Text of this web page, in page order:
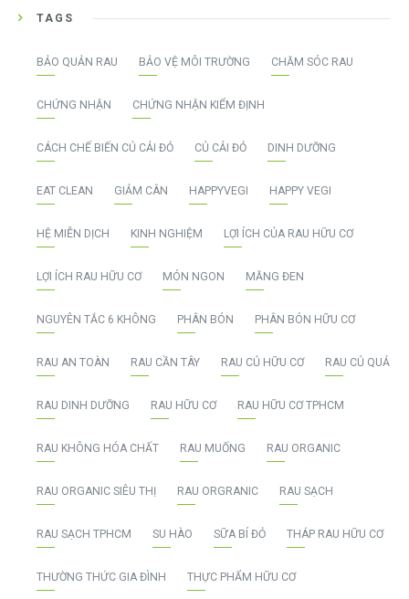
TAGS
BẢO QUẢN RAU BẢO VỆ MÔI TRƯỜNG CHĂM SÓC RAU
CHỨNG NHẬN CHỨNG NHẬN KIỂM ĐỊNH
CÁCH CHẾ BIẾN CỦ CẢI ĐỎ CỦ CẢI ĐỎ DINH DƯỠNG
EAT CLEAN GIẢM CÂN HAPPYVEGI HAPPY VEGI
HỆ MIỄN DỊCH KINH NGHIỆM LỢI ÍCH CỦA RAU HỮU CƠ
LỢI ÍCH RAU HỮU CƠ MÓN NGON MĂNG ĐEN
NGUYÊN TẮC 6 KHÔNG PHÂN BÓN PHÂN BÓN HỮU CƠ
RAU AN TOÀN RAU CẦN TÂY RAU CỦ HỮU CƠ RAU CỦ QUẢ
RAU DINH DƯỠNG RAU HỮU CƠ RAU HỮU CƠ TPHCM
RAU KHÔNG HÓA CHẤT RAU MUỐNG RAU ORGANIC
RAU ORGANIC SIÊU THỊ RAU ORGRANIC RAU SẠCH
RAU SẠCH TPHCM SU HÀO SỮA BÍ ĐỎ THÁP RAU HỮU CƠ
THƯỜNG THỨC GIA ĐÌNH THỰC PHẨM HỮU CƠ